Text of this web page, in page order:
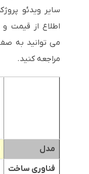
سایر ویدئو
اطلاع از قیمت و
می توانید به
مراجعه کنید.
مدل
فناوری ساخت